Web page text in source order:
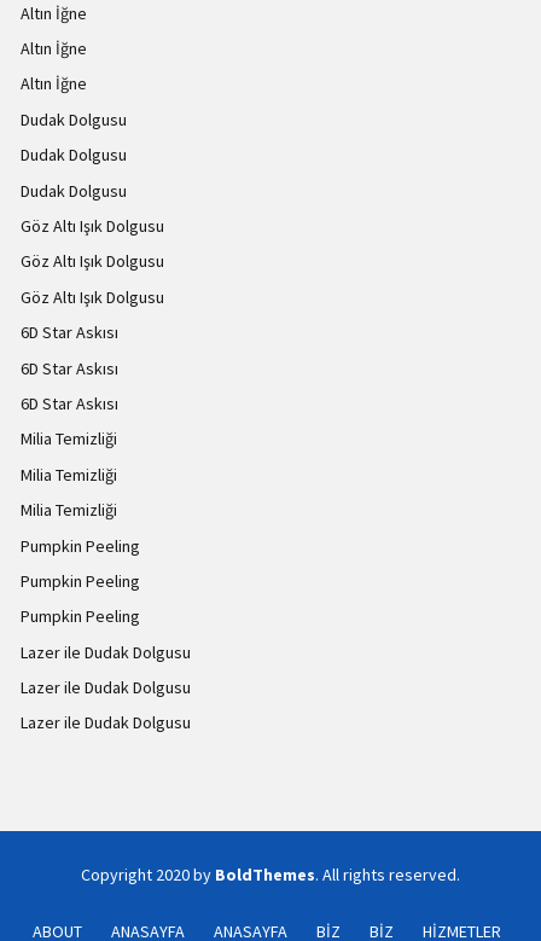
Altın İğne
Altın İğne
Altın İğne
Dudak Dolgusu
Dudak Dolgusu
Dudak Dolgusu
Göz Altı Işık Dolgusu
Göz Altı Işık Dolgusu
Göz Altı Işık Dolgusu
6D Star Askısı
6D Star Askısı
6D Star Askısı
Milia Temizliği
Milia Temizliği
Milia Temizliği
Pumpkin Peeling
Pumpkin Peeling
Pumpkin Peeling
Lazer ile Dudak Dolgusu
Lazer ile Dudak Dolgusu
Lazer ile Dudak Dolgusu
Copyright 2020 by BoldThemes. All rights reserved.
ABOUT ANASAYFA ANASAYFA BİZ BİZ HİZMETLER